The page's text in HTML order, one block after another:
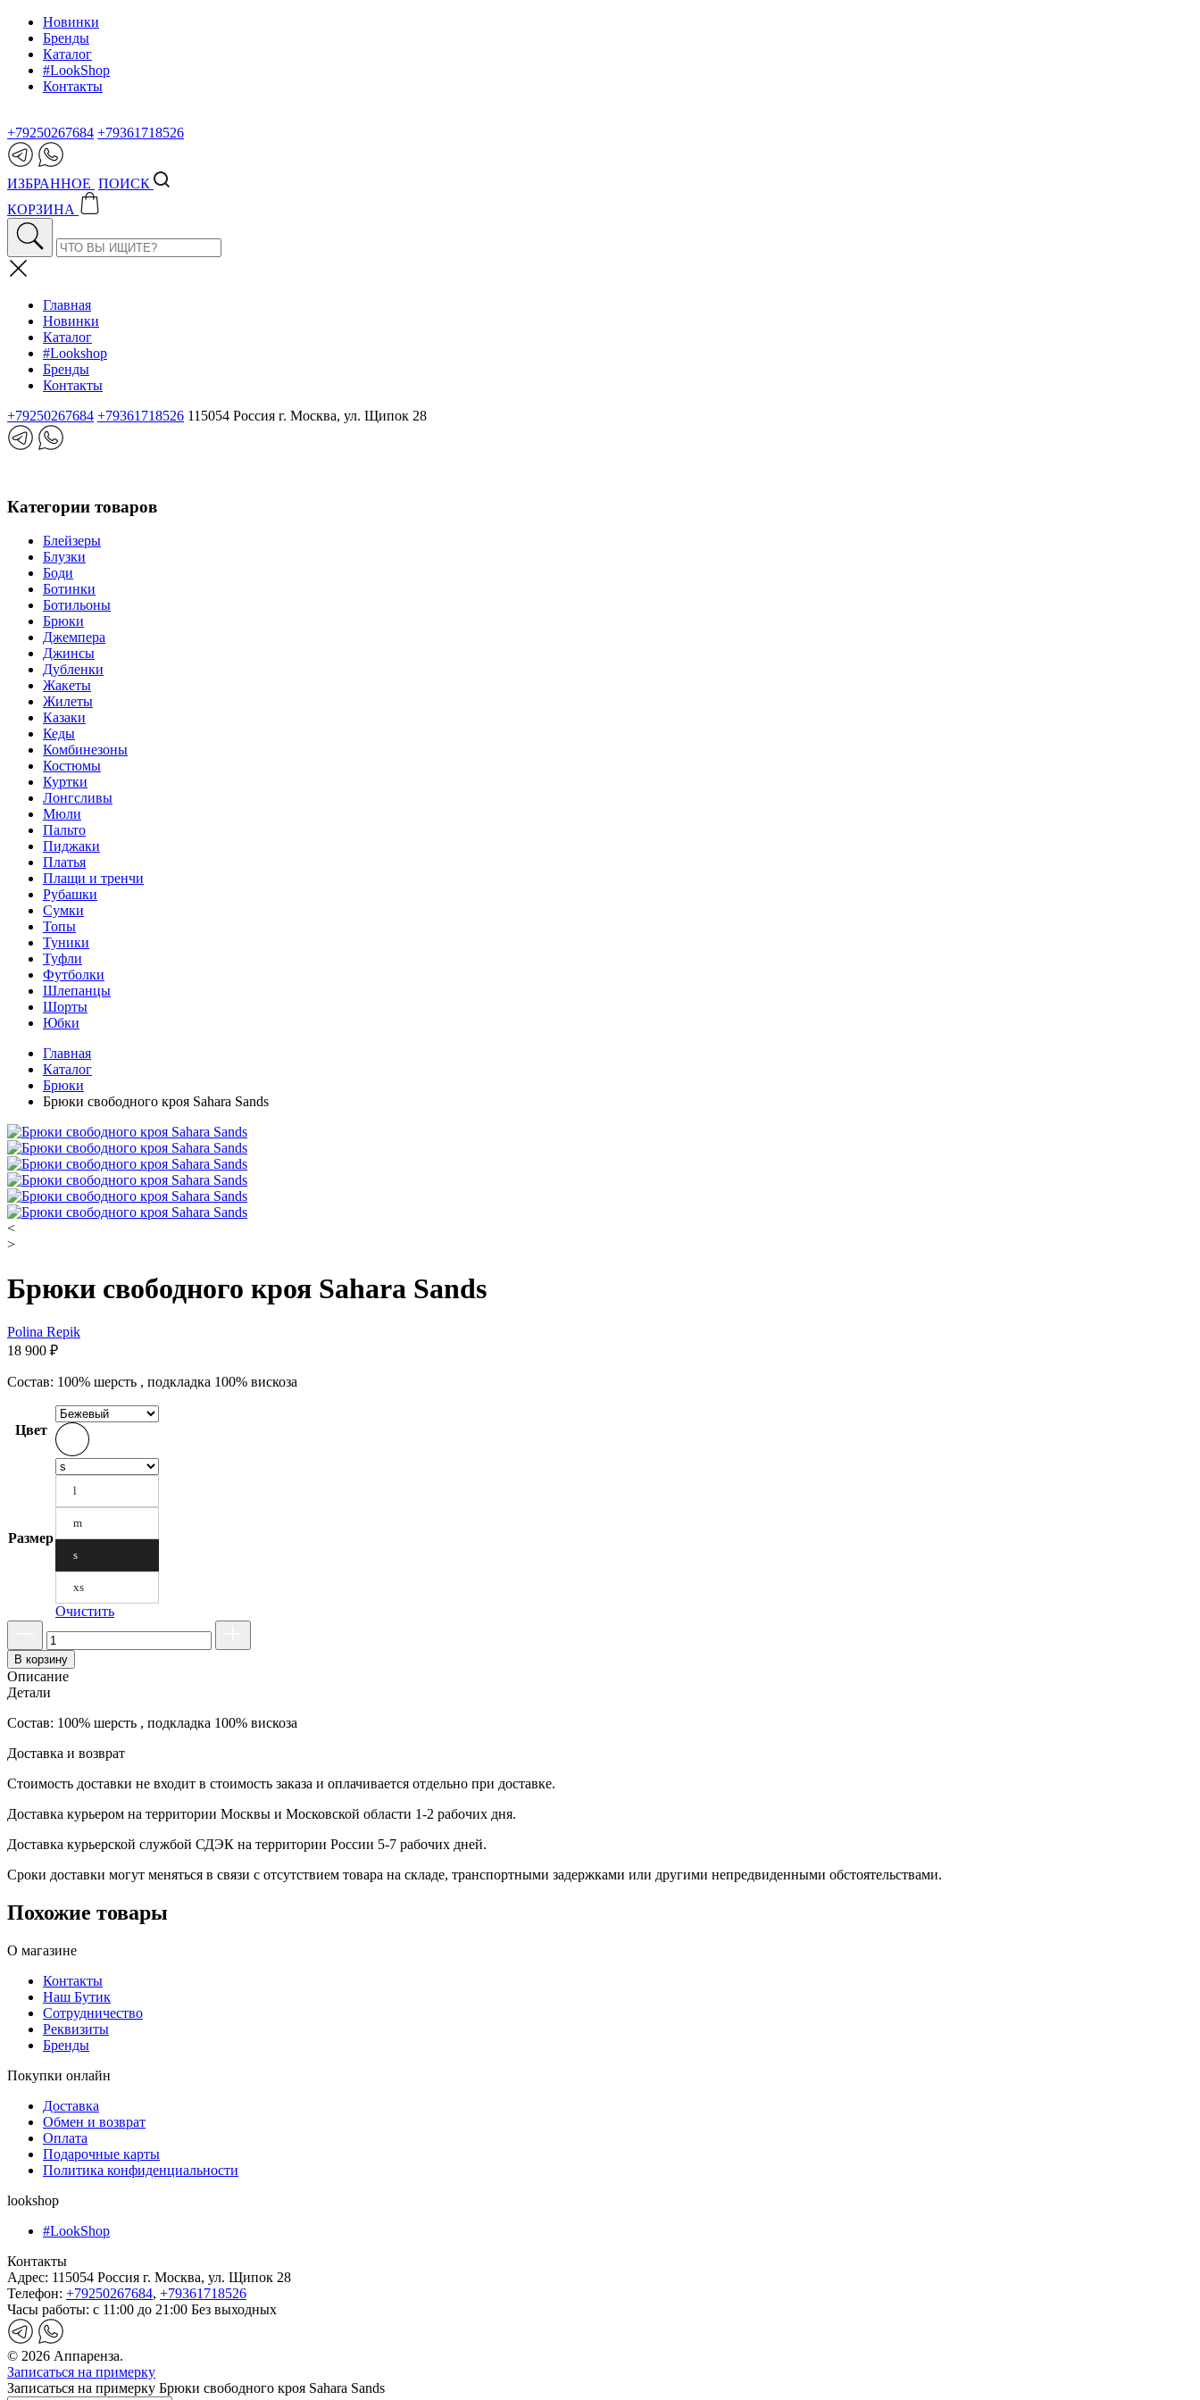
Новинки
Бренды
Каталог
#LookShop
Контакты
+79250267684 +79361718526
ИЗБРАННОЕ ПОИСК
КОРЗИНА
Главная
Новинки
Каталог
#Lookshop
Бренды
Контакты
+79250267684 +79361718526 115054 Россия г. Москва, ул. Щипок 28
Категории товаров
Блейзеры
Блузки
Боди
Ботинки
Ботильоны
Брюки
Джемпера
Джинсы
Дубленки
Жакеты
Жилеты
Казаки
Кеды
Комбинезоны
Костюмы
Куртки
Лонгсливы
Мюли
Пальто
Пиджаки
Платья
Плащи и тренчи
Рубашки
Сумки
Топы
Туники
Туфли
Футболки
Шлепанцы
Шорты
Юбки
Главная
Каталог
Брюки
Брюки свободного кроя Sahara Sands
<
>
Брюки свободного кроя Sahara Sands
Polina Repik
18 900 ₽
Состав: 100% шерсть , подкладка 100% вискоза
Цвет
Размер
l
m
s
xs
Очистить
В корзину
Описание
Детали
Состав: 100% шерсть , подкладка 100% вискоза
Доставка и возврат
Стоимость доставки не входит в стоимость заказа и оплачивается отдельно при доставке.
Доставка курьером на территории Москвы и Московской области 1-2 рабочих дня.
Доставка курьерской службой СДЭК на территории России 5-7 рабочих дней.
Сроки доставки могут меняться в связи с отсутствием товара на складе, транспортными задержками или другими непредвиденными обстоятельствами.
Похожие товары
О магазине
Контакты
Наш Бутик
Сотрудничество
Реквизиты
Бренды
Покупки онлайн
Доставка
Обмен и возврат
Оплата
Подарочные карты
Политика конфиденциальности
lookshop
#LookShop
Контакты
Адрес: 115054 Россия г. Москва, ул. Щипок 28
Телефон: +79250267684, +79361718526
Часы работы: с 11:00 до 21:00 Без выходных
© 2026 Аппаренза.
Записаться на примерку
Записаться на примерку Брюки свободного кроя Sahara Sands